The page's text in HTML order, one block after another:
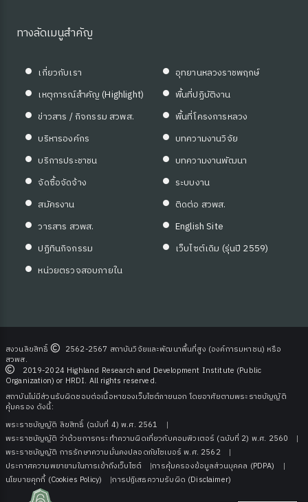
ทางลัดเมนูสำคัญ
เกี่ยวกับเรา
เหตุการณ์สำคัญ (Highlight)
ข่าวสาร / กิจกรรม สวพส.
บริหารองค์กร
บริการประชาชน
จัดซื้อจัดจ้าง
สมัครงาน
วารสาร สวพส.
ปฏิทินกิจกรรม
หน่วยตรวจสอบภายใน
อุทยานหลวงราชพฤกษ์
พื้นที่ปฏิบัติงาน
พื้นที่โครงการหลวง
บทความงานวิจัย
บทความงานพัฒนา
ระบบงาน
ติดต่อ สวพส.
English Site
เว็บไซต์เดิม (รุ่นปี 2559)
สงวนลิขสิทธิ์
2562-2567 สถาบันวิจัยและพัฒนาพื้นที่สูง (องค์การมหาชน) หรือ
สวพส.
2019-2024 Highland Research and Development Institute (Public
Organization) or HRDI. All rights reserved.
สถาบันไม่มีส่วนรับผิดชอบต่อเนื้อหาของเว็บไซต์ภายนอก โดยอาศัยตามพระราชบัญญัติ
คุ้มครอง ดังนี้:
พระราชบัญญัติ ลิขสิทธิ์ (ฉบับที่ 4) พ.ศ. 2561
พระราชบัญญัติ ว่าด้วยการกระทําความผิดเกี่ยวกับคอมพิวเตอร์ (ฉบับที่ 2) พ.ศ. 2560
พระราชบัญญัติ การรักษาความมั่นคงปลอดภัยไซเบอร์ พ.ศ. 2562
ประกาศความพยายามในการเข้าถึงเว็บไซต์
การคุ้มครองข้อมูลส่วนบุคคล (PDPA)
นโยบายคุกกี้ (Cookies Policy)
การปฏิเสธความรับผิด (Disclaimer)